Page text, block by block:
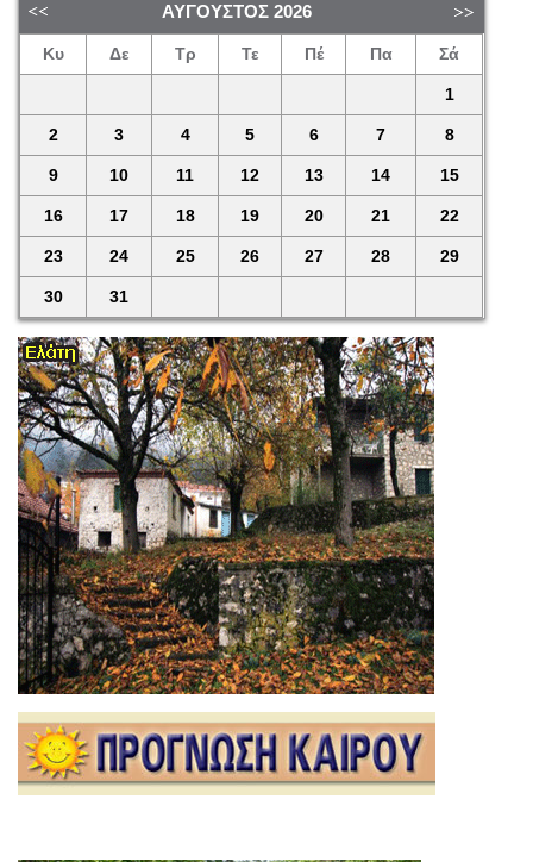
ΑΎΓΟΥΣΤΟΣ 2026
Κυ Δε Τρ Τε Πέ Πα Σά
1
2 3 4 5 6 7 8
9 10 11 12 13 14 15
16 17 18 19 20 21 22
23 24 25 26 27 28 29
30 31